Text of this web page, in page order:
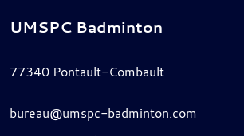
UMSPC Badminton
77340 Pontault-Combault
bureau@umspc-badminton.com